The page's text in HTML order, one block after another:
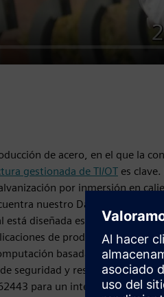
de acero, en el que la
gestionada de TI/OT es
por inmersión en
nuestro Datacenter de
está diseñada específicamente
de producción, como el
basada en la
seguridad y restauración, así
para un intercambio